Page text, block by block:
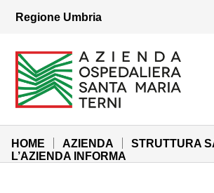
Vai al menu di navigazione
Regione Umbria
Azienda Ospedaliera Santa Maria di
Sito Istituzionale
HOME AZIENDA STRUTTURA
L’AZIENDA INFORMA